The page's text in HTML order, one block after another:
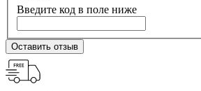
Введите код в поле ниже
Оставить отзыв